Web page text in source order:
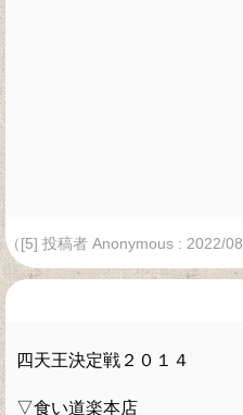
（[5] 投稿者 Anonymous : 2022/08/
四天王決定戦２０１４
▽食い道楽本店